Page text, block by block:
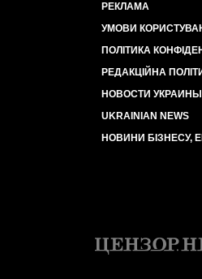
РЕКЛАМА
УМОВИ
ПОЛІТИКА
РЕДАКЦІЙНА
НОВОСТИ
UKRAINIAN NEWS
НОВИНИ БІЗНЕСУ,